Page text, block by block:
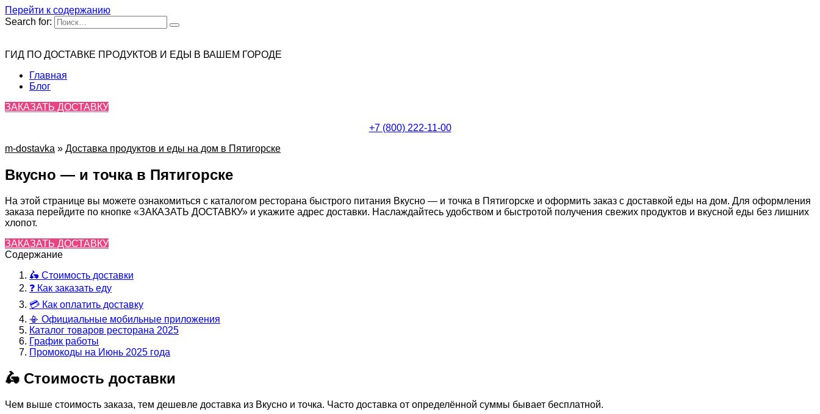
Перейти к содержанию
Search for:
ГИД ПО ДОСТАВКЕ ПРОДУКТОВ И ЕДЫ В ВАШЕМ ГОРОДЕ
Главная
Блог
ЗАКАЗАТЬ ДОСТАВКУ
+7 (800) 222-11-00
m-dostavka » Доставка продуктов и еды на дом в Пятигорске
Вкусно — и точка в Пятигорске
На этой странице вы можете ознакомиться с каталогом ресторана быстрого питания Вкусно — и точка в Пятигорске и оформить заказ с доставкой еды на дом. Для оформления
заказа перейдите по кнопке «ЗАКАЗАТЬ ДОСТАВКУ» и укажите адрес доставки. Наслаждайтесь удобством и быстротой получения свежих продуктов и вкусной еды без лишних
хлопот.
ЗАКАЗАТЬ ДОСТАВКУ
Содержание
🛵 Стоимость доставки
❓ Как заказать еду
💳 Как оплатить доставку
📳 Официальные мобильные приложения
Каталог товаров ресторана 2025
График работы
Промокоды на Июнь 2025 года
🛵 Стоимость доставки
Чем выше стоимость заказа, тем дешевле доставка из Вкусно и точка. Часто доставка от определённой суммы бывает бесплатной.